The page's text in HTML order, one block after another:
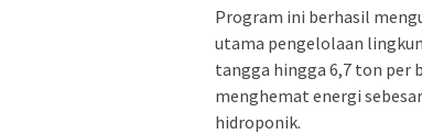
Program ini berhasil
utama pengelolaan
tangga hingga 6,7 ton per
menghemat energi
hidroponik.